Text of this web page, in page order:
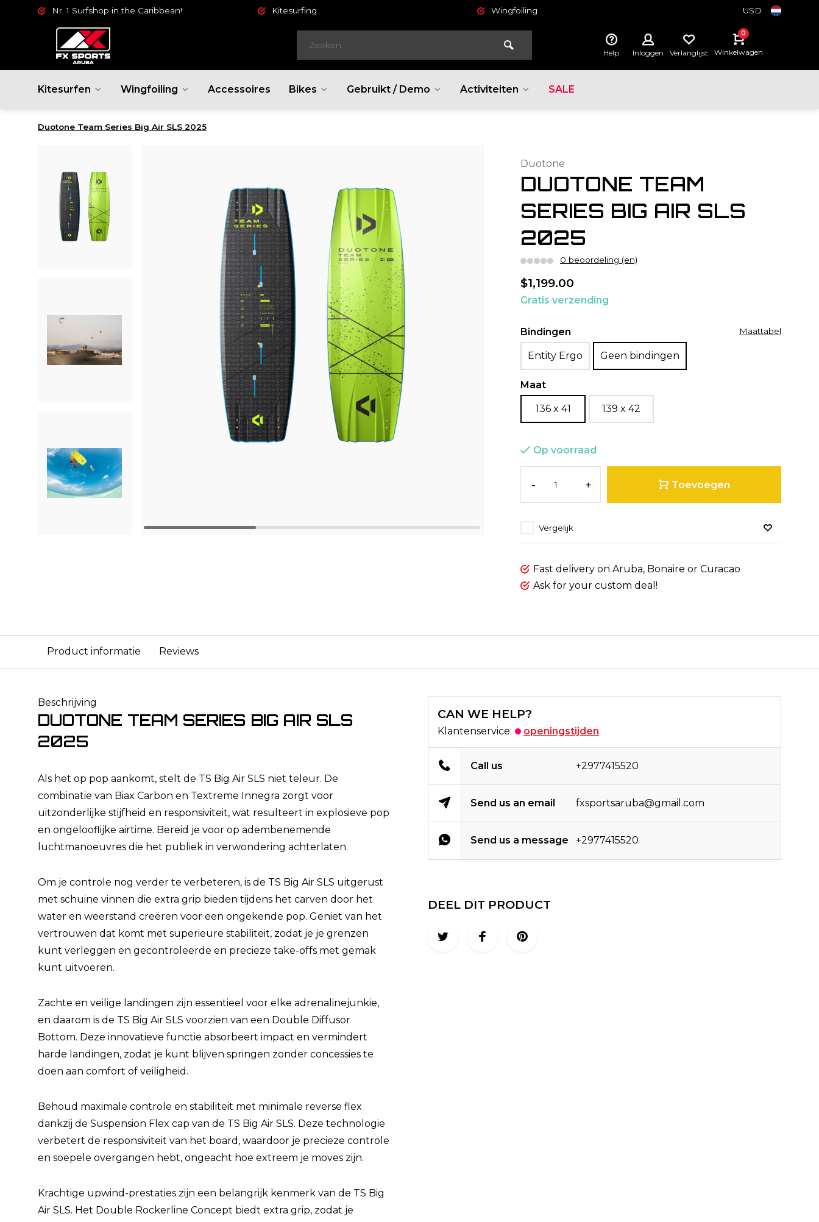
Nr. 1 Surfshop in the Caribbean! Kitesurfing Wingfoiling USD
Help Inloggen Verlanglijst
0
Winkelwagen
Kitesurfen Wingfoiling Accessoires Bikes Gebruikt / Demo Activiteiten SALE
Duotone Team Series Big Air SLS 2025
Duotone
DUOTONE TEAM
SERIES BIG AIR SLS
2025
0 beoordeling (en)
$1,199.00
Gratis verzending
Bindingen
Entity Ergo Geen bindingen
Maat
136 x 41 139 x 42
Maattabel
Op voorraad
- + Toevoegen
Vergelijk
Fast delivery on Aruba, Bonaire or Curacao
Ask for your custom deal!
Product informatie Reviews
Beschrijving
DUOTONE TEAM SERIES BIG AIR SLS
2025
Als het op pop aankomt, stelt de TS Big Air SLS niet teleur. De
combinatie van Biax Carbon en Textreme Innegra zorgt voor
uitzonderlijke stijfheid en responsiviteit, wat resulteert in explosieve pop
en ongelooflijke airtime. Bereid je voor op adembenemende
luchtmanoeuvres die het publiek in verwondering achterlaten.
Om je controle nog verder te verbeteren, is de TS Big Air SLS uitgerust
met schuine vinnen die extra grip bieden tijdens het carven door het
water en weerstand creëren voor een ongekende pop. Geniet van het
vertrouwen dat komt met superieure stabiliteit, zodat je je grenzen
kunt verleggen en gecontroleerde en precieze take-offs met gemak
kunt uitvoeren.
Zachte en veilige landingen zijn essentieel voor elke adrenalinejunkie,
en daarom is de TS Big Air SLS voorzien van een Double Diffusor
Bottom. Deze innovatieve functie absorbeert impact en vermindert
harde landingen, zodat je kunt blijven springen zonder concessies te
doen aan comfort of veiligheid.
Behoud maximale controle en stabiliteit met minimale reverse flex
dankzij de Suspension Flex cap van de TS Big Air SLS. Deze technologie
verbetert de responsiviteit van het board, waardoor je precieze controle
en soepele overgangen hebt, ongeacht hoe extreem je moves zijn.
Krachtige upwind-prestaties zijn een belangrijk kenmerk van de TS Big
Air SLS. Het Double Rockerline Concept biedt extra grip, zodat je
CAN WE HELP?
Klantenservice: openingstijden
Call us +2977415520
Send us an email fxsportsaruba@gmail.com
Send us a message +2977415520
DEEL DIT PRODUCT